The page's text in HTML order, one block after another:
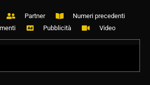
Partner
Numeri precedenti
Pubblicità Video